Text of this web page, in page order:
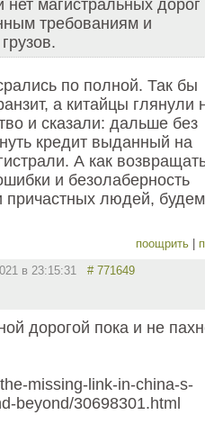
нет магистральных дорог
требованиям и
по полной. Так бы
а китайцы глянули
и сказали: дальше без
кредит выданный на
А как
и безолаберность
людей, будем
поощрить |
в 23:15:31 # 771649
дорогой пока и не
missing-link-in-china-s-
beyond/30698301.html